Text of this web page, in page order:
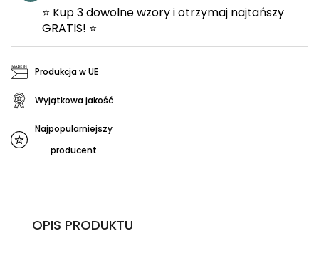
⭐ Kup 3 dowolne wzory i otrzymaj najtańszy
GRATIS! ⭐
Produkcja w UE
Wyjątkowa jakość
Najpopularniejszy
producent
OPIS PRODUKTU